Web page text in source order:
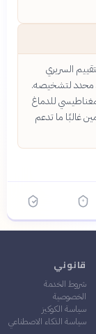
السريري
محدد لتشخيصه.
للدماغ
غالبًا ما تدعم
قانوني
شروط الخدمة
الخصوصية
سياسة الكوكيز
سياسة الذكاء الاصطناعي